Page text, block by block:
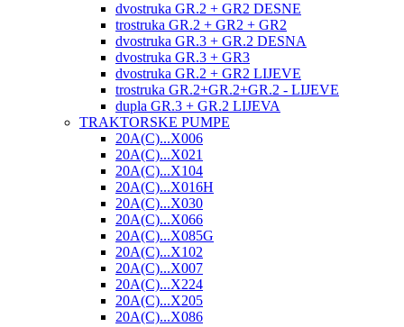
dvostruka GR.2 + GR2 DESNE
trostruka GR.2 + GR2 + GR2
dvostruka GR.3 + GR.2 DESNA
dvostruka GR.3 + GR3
dvostruka GR.2 + GR2 LIJEVE
trostruka GR.2+GR.2+GR.2 - LIJEVE
dupla GR.3 + GR.2 LIJEVA
TRAKTORSKE PUMPE
20A(C)...X006
20A(C)...X021
20A(C)...X104
20A(C)...X016H
20A(C)...X030
20A(C)...X066
20A(C)...X085G
20A(C)...X102
20A(C)...X007
20A(C)...X224
20A(C)...X205
20A(C)...X086